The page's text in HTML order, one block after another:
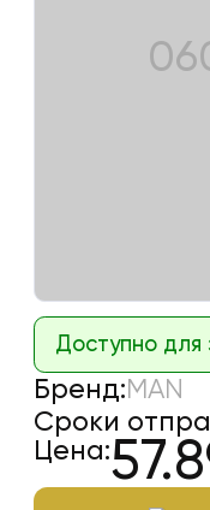
Доступно для
Бренд:MAN
Сроки
Цена: